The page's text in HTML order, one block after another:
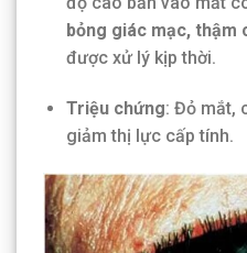
bỏng giác mạc, thậm
được xử lý kịp thời.
Triệu chứng: Đỏ mắt,
giảm thị lực cấp tính.